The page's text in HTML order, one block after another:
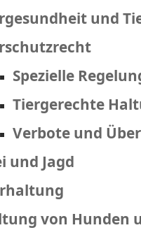
und
Spezielle
Tiergerechte
Verbote und
und Jagd
von Hunden